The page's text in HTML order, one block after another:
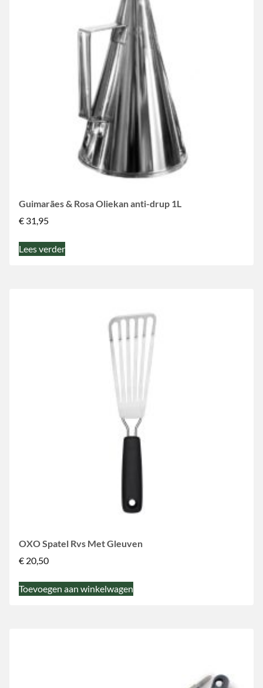
Guimarães & Rosa Oliekan anti-drup 1L
€ 31,95
Lees verder
OXO Spatel Rvs Met Gleuven
€ 20,50
Toevoegen aan winkelwagen